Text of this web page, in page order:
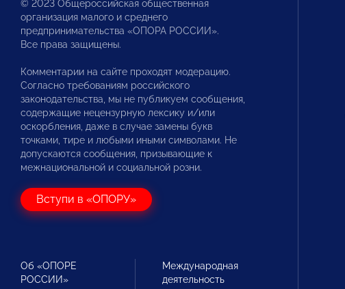
© 2023 Общероссийская общественная
организация малого и среднего
предпринимательства «ОПОРА РОССИИ».
Все права защищены.
Комментарии на сайте проходят модерацию.
Согласно требованиям российского
законодательства, мы не публикуем сообщения,
содержащие нецензурную лексику и/или
оскорбления, даже в случае замены букв
точками, тире и любыми иными символами. Не
допускаются сообщения, призывающие к
межнациональной и социальной розни.
Вступи в «ОПОРУ»
Об «ОПОРЕ
РОССИИ»
Международная
деятельность